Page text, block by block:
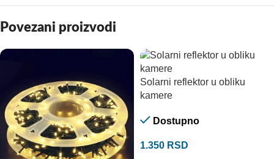
Povezani proizvodi
Solarni reflektor u obliku
kamere
Dostupno
1.350 RSD